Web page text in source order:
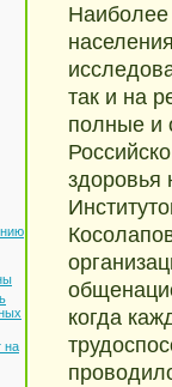
на
так и на
полные и
когда